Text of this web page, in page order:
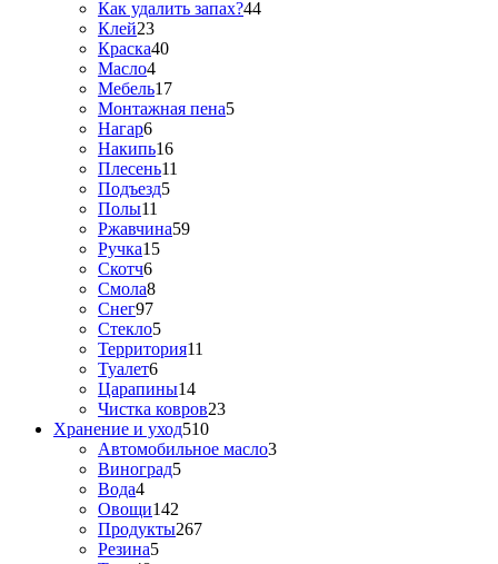
Как удалить запах?44
Клей23
Краска40
Масло4
Мебель17
Монтажная пена5
Нагар6
Накипь16
Плесень11
Подъезд5
Полы11
Ржавчина59
Ручка15
Скотч6
Смола8
Снег97
Стекло5
Территория11
Туалет6
Царапины14
Чистка ковров23
Хранение и уход510
Автомобильное масло3
Виноград5
Вода4
Овощи142
Продукты267
Резина5